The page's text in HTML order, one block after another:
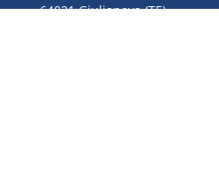
64021 Giulianova (TE)